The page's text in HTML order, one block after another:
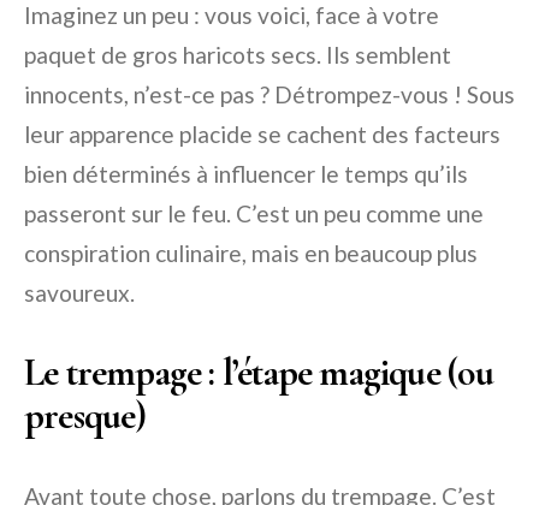
Imaginez un peu : vous voici, face à votre
paquet de gros haricots secs. Ils semblent
innocents, n’est-ce pas ? Détrompez-vous ! Sous
leur apparence placide se cachent des facteurs
bien déterminés à influencer le temps qu’ils
passeront sur le feu. C’est un peu comme une
conspiration culinaire, mais en beaucoup plus
savoureux.
Le trempage : l’étape magique (ou
presque)
Avant toute chose, parlons du trempage. C’est